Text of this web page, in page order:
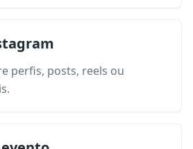
perfis, posts, reels ou